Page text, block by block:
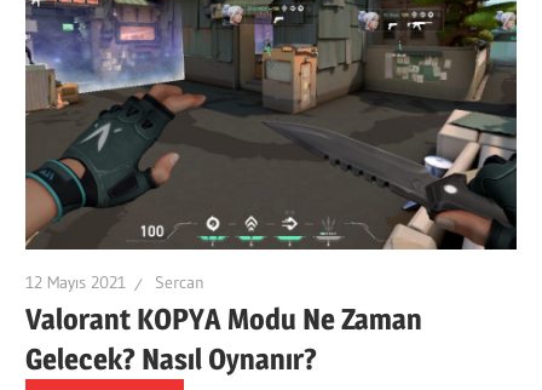
12 Mayıs 2021 Sercan
Valorant KOPYA Modu Ne Zaman
Gelecek? Nasıl Oynanır?